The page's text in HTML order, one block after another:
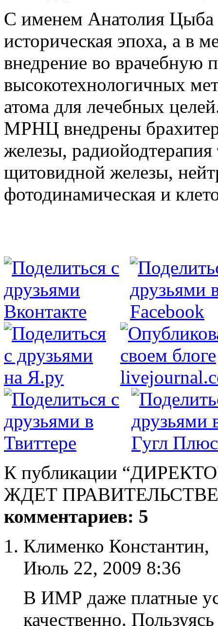
С именем Анатолия Цыба
историческая эпоха, а в
внедрение во врачебную
высокотехнологичных
атома для лeчeбных
МРНЦ внедрены
железы, радиойодтерапия
щитовидной железы,
фотодинамическая и
К публикации
ЖДЕТ
комментариев: 5
Клименко Константин,
Июль 22, 2009 8:36
В ИМР даже платные
качественно.